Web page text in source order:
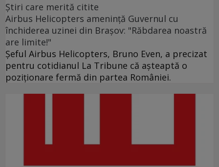
Ştiri care merită citite
Airbus Helicopters amenință Guvernul cu
închiderea uzinei din Brașov: "Răbdarea noastră
are limite!"
Șeful Airbus Helicopters, Bruno Even, a precizat
pentru cotidianul La Tribune că aşteaptă o
poziţionare fermă din partea României.